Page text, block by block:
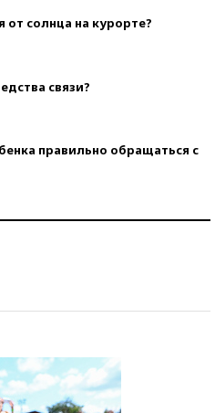
от солнца на курорте?
связи?
правильно обращаться с